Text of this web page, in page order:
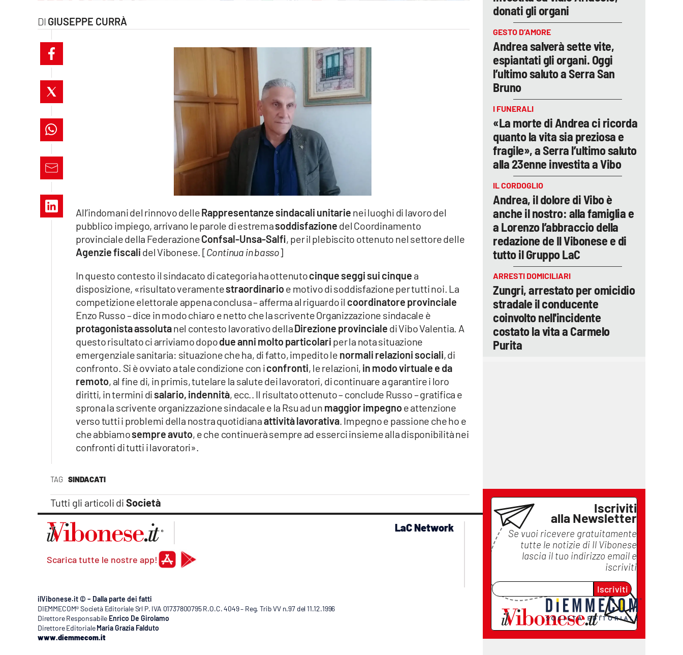
ilvibonese.it
catanzarochannel.it
lacapitalenews.it
Vai
GIUSEPPE CURRÀ
TAG SINDACATI
Tutti gli articoli di Società
All’indomani del rinnovo delleRappresentanze sindacali unitarie nei luoghi di lavoro del
pubblico impiego, arrivano le parole di estremasoddisfazione del Coordinamento
provinciale della FederazioneConfsal-Unsa-Salfi, per il plebiscito ottenuto nel settore delle
Agenzie fiscali del Vibonese. [Continua in basso]
In questo contesto il sindacato di categoria ha ottenutocinque seggi sui cinque a
disposizione, «risultato veramentestraordinarioe motivo di soddisfazione per tutti noi. La
competizione elettorale appena conclusa – afferma al riguardo il coordinatore provinciale
Enzo Russo – dice in modo chiaro e netto che la scrivente Organizzazione sindacale è
protagonista assolutanel contesto lavorativo dellaDirezione provinciale di Vibo Valentia. A
questo risultato ci arriviamo dopodue anni molto particolari per la nota situazione
emergenziale sanitaria: situazione che ha, di fatto, impedito le normali relazioni sociali, di
confronto. Si è ovviato a tale condizione con iconfronti, le relazioni, in modo virtuale e da
remoto, al fine di, in primis, tutelare la salute dei lavoratori, di continuare a garantire i loro
diritti, in termini di salario, indennità, ecc.. Il risultato ottenuto – conclude Russo – gratifica e
sprona la scrivente organizzazione sindacale e la Rsu ad un maggior impegnoe attenzione
verso tutti i problemi della nostra quotidianaattività lavorativa. Impegno e passione che ho e
che abbiamosempre avuto, e che continuerà sempre ad esserci insieme alla disponibilità nei
confronti di tutti i lavoratori».
donati gli organi
GESTO D’AMORE
Andrea salverà sette vite,
espiantati gli organi. Oggi
l’ultimo saluto a Serra San
Bruno
I FUNERALI
«La morte di Andrea ci ricorda
quanto la vita sia preziosa e
fragile», a Serra l’ultimo saluto
alla 23enne investita a Vibo
IL CORDOGLIO
Andrea, il dolore di Vibo è
anche il nostro: alla famiglia e
a Lorenzo l’abbraccio della
redazione de Il Vibonese e di
tutto il Gruppo LaC
ARRESTI DOMICILIARI
Zungri, arrestato per omicidio
stradale il conducente
coinvolto nell'incidente
costato la vita a Carmelo
Purita
Iscriviti
alla Newsletter
Se vuoi ricevere gratuitamente
tutte le notizie di Il Vibonese
lascia il tuo indirizzo email e
iscriviti
Iscriviti
Scarica tutte le nostre app!
LaC Network
lacplay.it
lactv.it
laconair.it
lacitymag.it
lacapitalenews.it
ilreggino.it
cosenzachannel.it
ilVibonese.it © – Dalla parte dei fatti
DIEMMECOM® Società Editoriale Srl P. IVA 01737800795 R.O.C. 4049 – Reg. Trib VV n.97 del 11.12.1996
Direttore Responsabile Enrico De Girolamo
Direttore Editoriale Maria Grazia Falduto
www.diemmecom.it